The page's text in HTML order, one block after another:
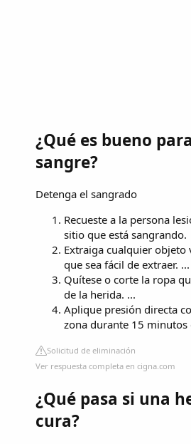
¿Qué es bueno
sangre?
Detenga el sangrado
Recueste a la persona
sitio que está sangrando.
Extraiga cualquier objeto
que sea fácil de extraer. ...
Quítese o corte la ropa
de la herida. ...
Aplique presión directa
zona durante 15 minutos
Solicitud de eliminación
Ver respuesta completa en cigna.com
¿Qué pasa si una
cura?